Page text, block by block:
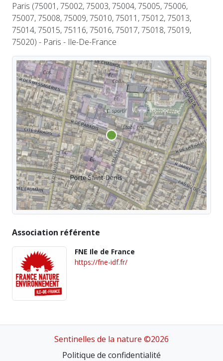
Paris (75001, 75002, 75003, 75004, 75005, 75006,
75007, 75008, 75009, 75010, 75011, 75012, 75013,
75014, 75015, 75116, 75016, 75017, 75018, 75019,
75020) - Paris - Ile-De-France
Association référente
FNE Ile de France
https://fne-idf.fr/
Sentinelles de la nature ©2026
Politique de confidentialité